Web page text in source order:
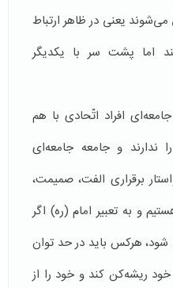
می‌شوند یعنی در ظاهر ارتباط
اما پشت سر با یکدیگر
افراد اتّحادی با هم
ندارند و جامعه جامعه‌ای
برقراری الفت، صمیمت،
و به تعبیر امام (ره) اگر
هرکس باید در حد توان
ریشه‌کن کند و خود را از